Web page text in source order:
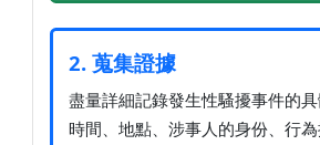
2. 蒐集證據
盡量詳細記錄發生性騷擾事件的
時間、地點、涉事人的身份、行